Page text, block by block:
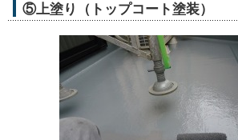
⑤上塗り（トップコート塗装）